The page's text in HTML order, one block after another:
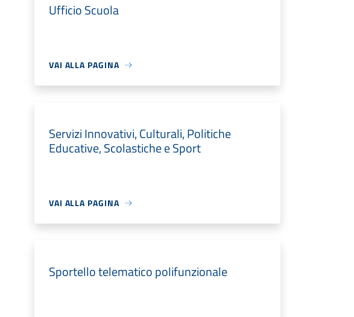
Ufficio Scuola
VAI ALLA PAGINA
Servizi Innovativi, Culturali, Politiche
Educative, Scolastiche e Sport
VAI ALLA PAGINA
Sportello telematico polifunzionale